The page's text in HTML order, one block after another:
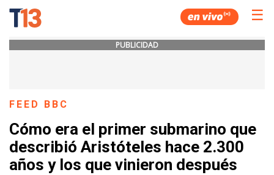
☰
PUBLICIDAD
FEED BBC
Cómo era el primer submarino que
describió Aristóteles hace 2.300
años y los que vinieron después